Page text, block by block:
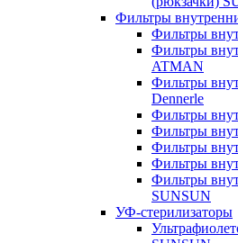
Фильтры
Фильтры
Фильтры
ATMAN
Фильтры
Dennerle
Фильтры
Фильтры
Фильтры
Фильтры
Фильтры
SUNSUN
УФ-стерилизаторы